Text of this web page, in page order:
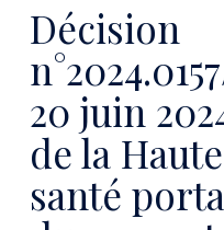
Décision
20 juin
de la
santé